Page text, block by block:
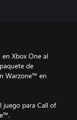
Xbox One al
de
Warzone™ en
para Call of